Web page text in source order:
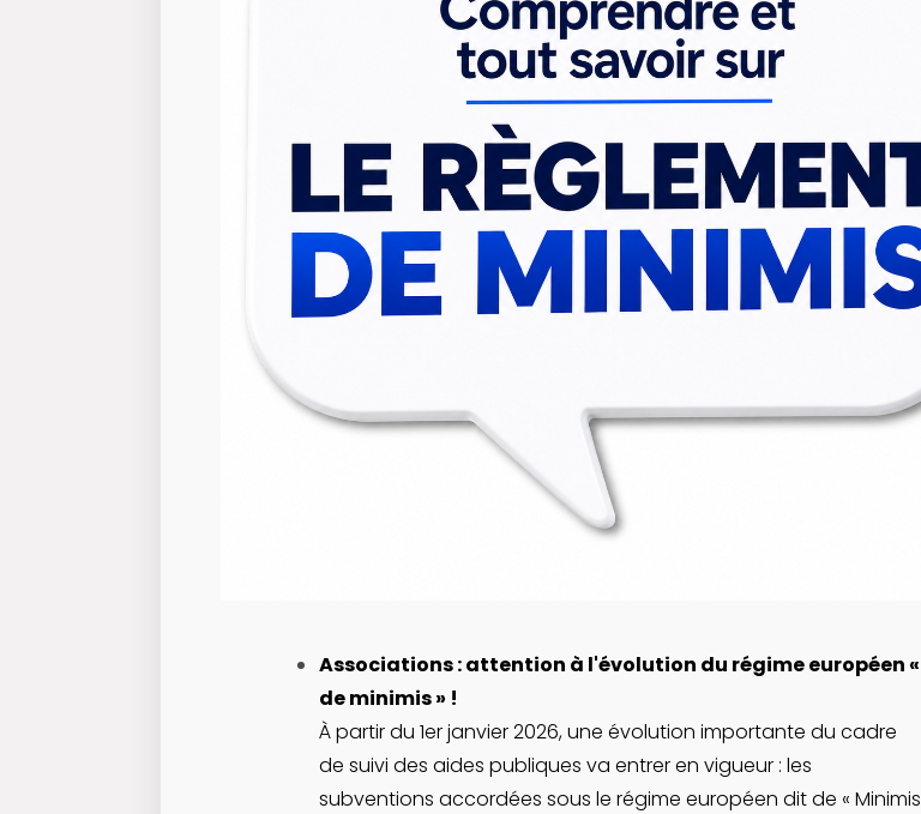
Associations : attention à l'évolution du régime européen «
de minimis » !
À partir du 1er janvier 2026, une évolution importante du cadre
de suivi des aides publiques va entrer en vigueur : les
subventions accordées sous le régime européen dit de « Minimis